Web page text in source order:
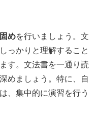
めを行いましょう。文
っかりと理解すること
す。文法書を一通り読
めましょう。特に、自
、集中的に演習を行う